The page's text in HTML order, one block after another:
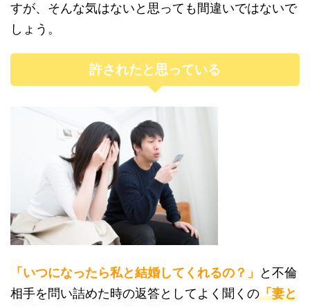
すが、そんな気はないと思っても間違いではないで
しょう。
許されたと思っている
「いつになったら私と結婚してくれるの？」
と不倫
相手を問い詰めた時の返答としてよく聞くの「妻と